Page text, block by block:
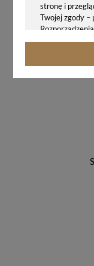
stronę i
Twojej zgody –
2016/679 z
fizycznych w
Twoje dane
podstawie
poleceniami.
Polski/UE/
Okres
Twoje dane
otrzymania
(poprawiania)
danych (jeżeli
abyśmy